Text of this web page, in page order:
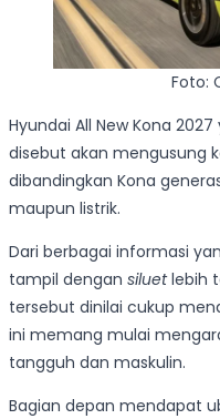
Foto:
Hyundai All New Kona
disebut akan mengusung
dibandingkan Kona
maupun listrik.
Dari berbagai informasi
tampil dengan siluetlebih
tersebut dinilai cukup
ini memang mulai
tangguh dan maskulin.
Bagian depan mendapat